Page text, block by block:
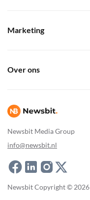
Newsbit Media Group
info@newsbit.nl
Marketing
Over ons
Newsbit Copyright © 2026